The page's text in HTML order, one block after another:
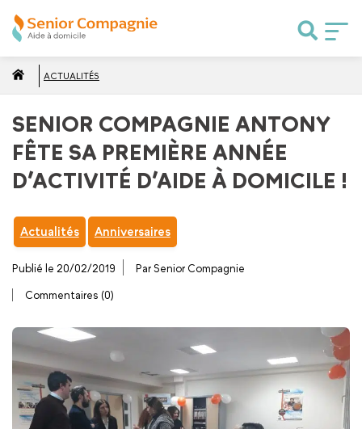
ACTUALITÉS
SENIOR COMPAGNIE ANTONY
FÊTE SA PREMIÈRE ANNÉE
D’ACTIVITÉ D’AIDE À DOMICILE !
Actualités Anniversaires
Publié le 20/02/2019 Par Senior Compagnie
Commentaires (0)